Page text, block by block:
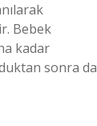
Bebek
kadar
sonra da